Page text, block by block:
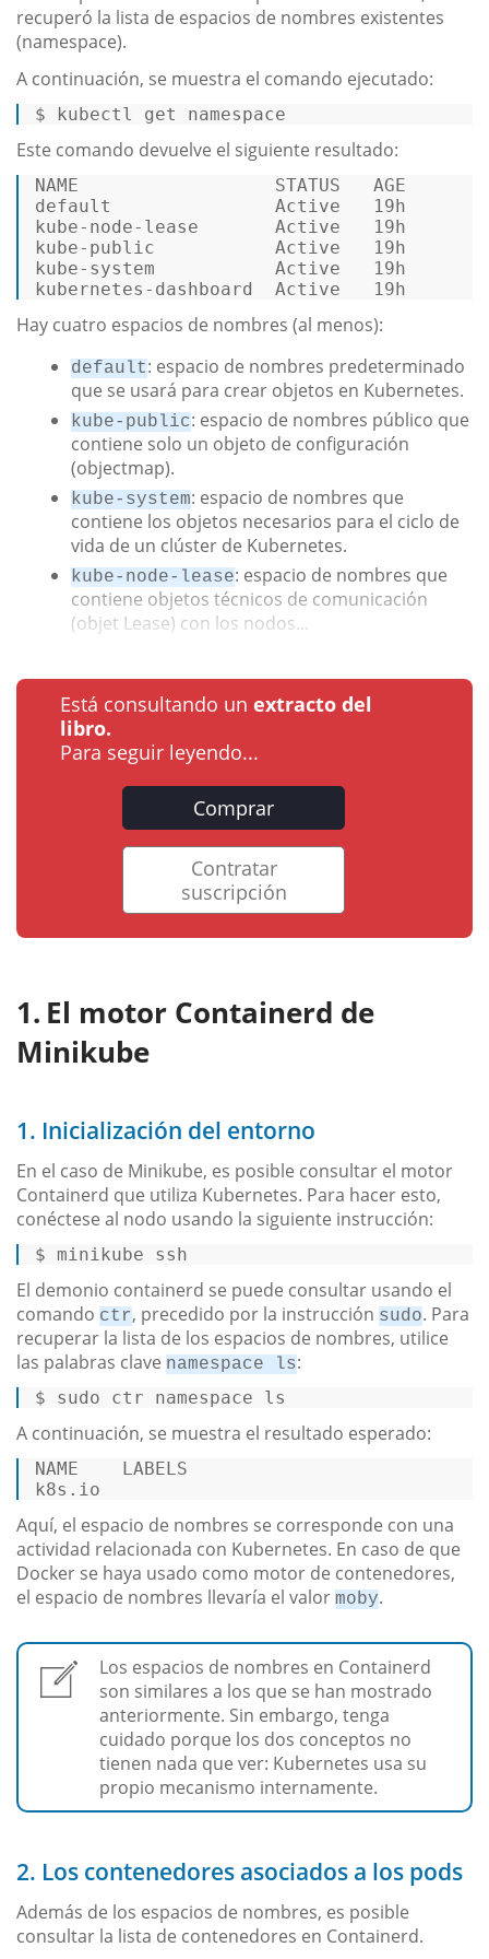
recuperó la lista de espacios de nombres existentes
(namespace).
A continuación, se muestra el comando ejecutado:
$ kubectl get namespace
Este comando devuelve el siguiente resultado:
default
Active 19h
kube-node-lease       Active
19h
kube- public Active 19h
kube-system           Active
19h
kubernetes-dashboard  Active
19h
Hay cuatro espacios de nombres (al menos):
default: espacio de nombres predeterminado
que se usará para crear objetos en Kubernetes.
kube-public: espacio de nombres público que
contiene solo un objeto de configuración
(objectmap).
kube-system: espacio de nombres que
contiene los objetos necesarios para el ciclo de
vida de un clúster de Kubernetes.
kube-node-lease: espacio de nombres que
contiene objetos técnicos de comunicación
(objet Lease) con los nodos...
Está consultando un extracto del
libro.
Para seguir leyendo...
Comprar
Contratar
suscripción
El motor Containerd de
Minikube
1. Inicialización del entorno
En el caso de Minikube, es posible consultar el motor
Containerd que utiliza Kubernetes. Para hacer esto,
conéctese al nodo usando la siguiente instrucción:
$ minikube ssh
El demonio containerd se puede consultar usando el
comando ctr, precedido por la instrucción sudo. Para
recuperar la lista de los espacios de nombres, utilice
las palabras clave namespace ls:
$ sudo ctr namespace ls
A continuación, se muestra el resultado esperado:
NAME    LABELS
k8s. io
Aquí, el espacio de nombres se corresponde con una
actividad relacionada con Kubernetes. En caso de que
Docker se haya usado como motor de contenedores,
el espacio de nombres llevaría el valor moby.
Los espacios de nombres en Containerd
son similares a los que se han mostrado
anteriormente. Sin embargo, tenga
cuidado porque los dos conceptos no
tienen nada que ver: Kubernetes usa su
propio mecanismo internamente.
2. Los contenedores asociados a los pods
Además de los espacios de nombres, es posible
consultar la lista de contenedores en Containerd.